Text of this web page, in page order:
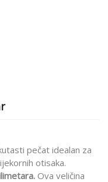
pečat idealan za
otisaka.
. Ova veličina